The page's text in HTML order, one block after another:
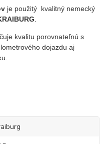
je použitý kvalitný nemecký
.
kvalitu porovnateľnú s
dojazdu aj